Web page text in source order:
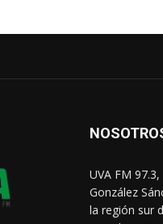
UVA FM
González
la región sur